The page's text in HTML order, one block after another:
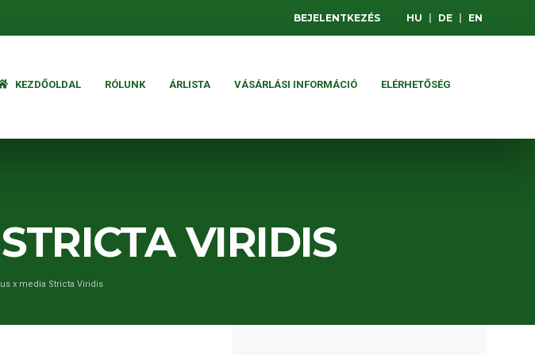
BEJELENTKEZÉS HU DE EN
KEZDŐOLDAL RÓLUNK ÁRLISTA VÁSÁRLÁSI INFORMÁCIÓ ELÉRHETŐSÉG
VIRIDIS
x media Stricta Viridis